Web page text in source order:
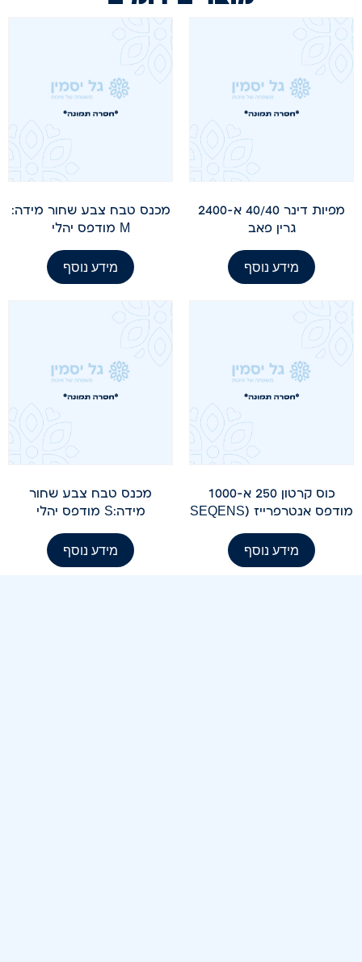
מפיות דינר 40/40 א-2400
גרין פאב
מידע נוסף
מכנס טבח צבע שחור מידה:
M מודפס יהלי
מידע נוסף
כוס קרטון 250 א-1000
מודפס אנטרפרייז (SEQENSׂ
מידע נוסף
מכנס טבח צבע שחור
מידה:S מודפס יהלי
מידע נוסף